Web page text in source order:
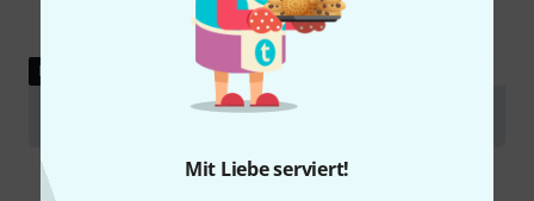
Mit Liebe serviert!
DOWNLOAD
Quick Start Guide (Steel version)